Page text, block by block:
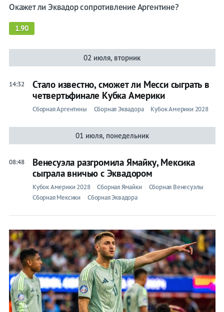
Окажет ли Эквадор сопротивление Аргентине?
1.90
02 июля, вторник
14:32
Стало известно, сможет ли Месси сыграть в
четвертьфинале Кубка Америки
Сборная Аргентины Сборная Эквадора Кубок Америки 2028
01 июля, понедельник
08:48
Венесуэла разгромила Ямайку, Мексика
сыграла вничью с Эквадором
Кубок Америки 2028 Сборная Ямайки
Сборная Венесуэлы
Сборная Мексики
Сборная Эквадора